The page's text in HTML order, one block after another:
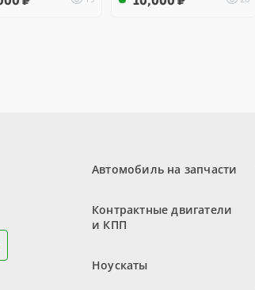
Автомобиль на запчасти
Контрактные двигатели
и КПП
Ноускаты